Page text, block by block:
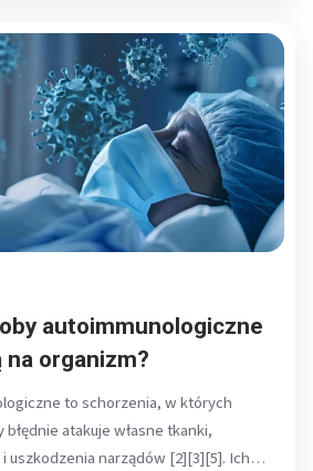
autoimmunologiczne
na organizm?
to schorzenia, w których
atakuje własne tkanki,
uszkodzenia narządów [2][3][5]. Ich